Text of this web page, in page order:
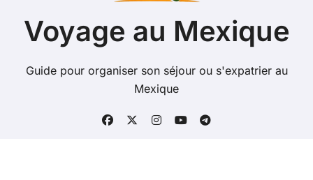
Voyage au Mexique
Guide pour organiser son séjour ou s'expatrier au
Mexique